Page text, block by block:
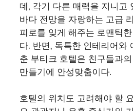
데, 각기 다른 매력을 지니고
바다 전망을 자랑하는 고급
피로를 잊게 해주는 로맨틱
다. 반면, 독특한 인테리어와
춘 부티크 호텔은 친구들과
만들기에 안성맞춤이다.
호텔의 위치도 고려해야 할